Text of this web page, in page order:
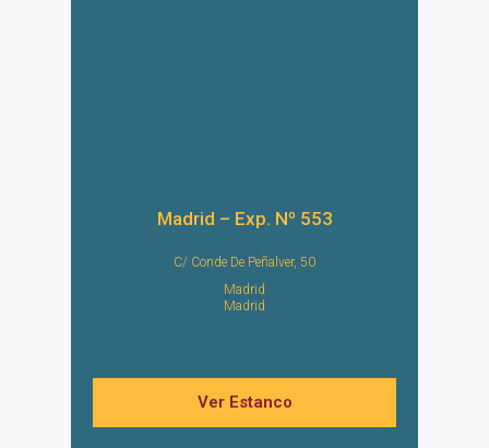
Madrid – Exp. Nº 553
C/ Conde De Peñalver, 50
Madrid
Madrid
Ver Estanco